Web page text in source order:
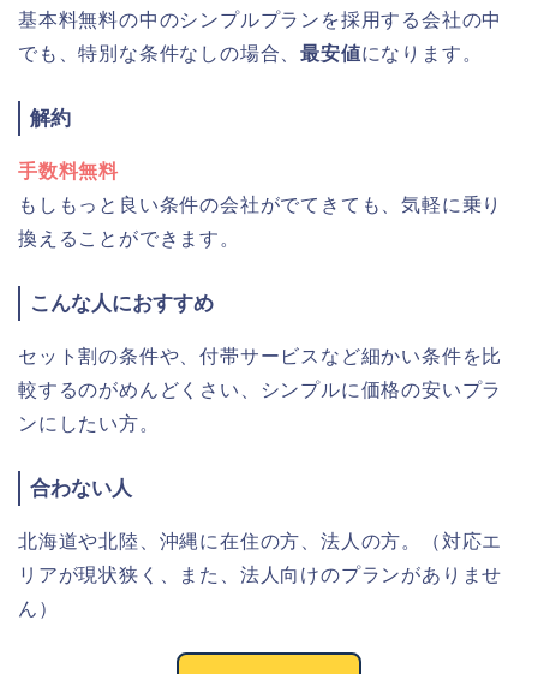
基本料無料の中のシンプルプランを採用する会社の中
でも、特別な条件なしの場合、最安値になります。
解約
手数料無料
もしもっと良い条件の会社がでてきても、気軽に乗り
換えることができます。
こんな人におすすめ
セット割の条件や、付帯サービスなど細かい条件を比
較するのがめんどくさい、シンプルに価格の安いプラ
ンにしたい方。
合わない人
北海道や北陸、沖縄に在住の方、法人の方。（対応エ
リアが現状狭く、また、法人向けのプランがありませ
ん）